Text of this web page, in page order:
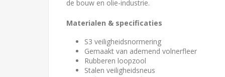
de bouw en olie-industrie.
Materialen & specificaties
S3 veiligheidsnormering
Gemaakt van ademend volnerfleer
Rubberen loopzool
Stalen veiligheidsneus